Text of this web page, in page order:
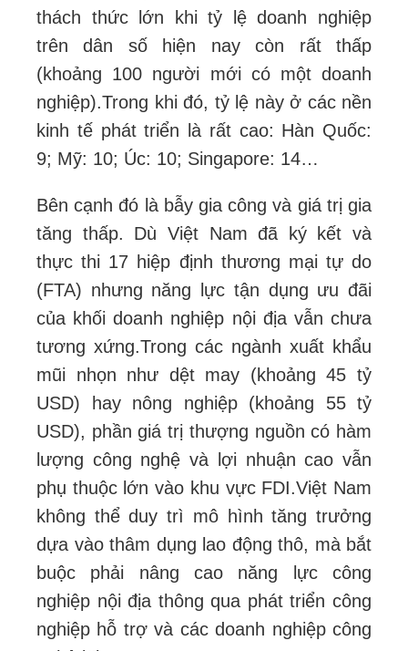
thách thức lớn khi tỷ lệ doanh nghiệp
trên dân số hiện nay còn rất thấp
(khoảng 100 người mới có một doanh
nghiệp).Trong khi đó, tỷ lệ này ở các nền
kinh tế phát triển là rất cao: Hàn Quốc:
9; Mỹ: 10; Úc: 10; Singapore: 14…
Bên cạnh đó là bẫy gia công và giá trị gia
tăng thấp. Dù Việt Nam đã ký kết và
thực thi 17 hiệp định thương mại tự do
(FTA) nhưng năng lực tận dụng ưu đãi
của khối doanh nghiệp nội địa vẫn chưa
tương xứng.Trong các ngành xuất khẩu
mũi nhọn như dệt may (khoảng 45 tỷ
USD) hay nông nghiệp (khoảng 55 tỷ
USD), phần giá trị thượng nguồn có hàm
lượng công nghệ và lợi nhuận cao vẫn
phụ thuộc lớn vào khu vực FDI.Việt Nam
không thể duy trì mô hình tăng trưởng
dựa vào thâm dụng lao động thô, mà bắt
buộc phải nâng cao năng lực công
nghiệp nội địa thông qua phát triển công
nghiệp hỗ trợ và các doanh nghiệp công